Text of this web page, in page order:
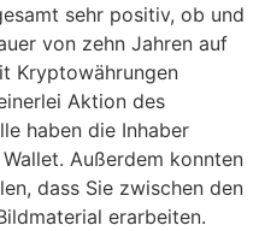
sehr positiv, ob und
von zehn Jahren auf
Kryptowährungen
Aktion des
haben die Inhaber
Außerdem konnten
dass Sie zwischen den
erarbeiten.